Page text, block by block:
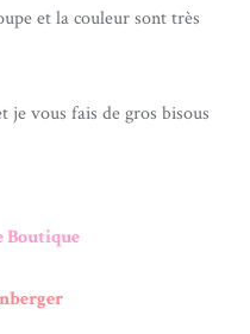
et la couleur sont très
je vous fais de gros bisous
Boutique